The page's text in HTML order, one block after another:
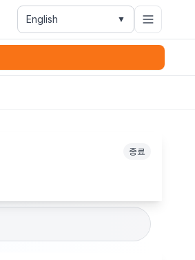
English ▼
종료